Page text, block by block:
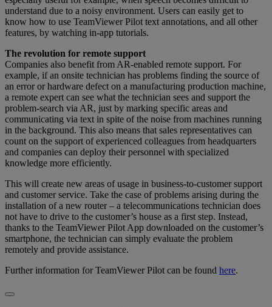
understand due to a noisy environment. Users can easily get to
know how to use TeamViewer Pilot text annotations, and all other
features, by watching in-app tutorials.
The revolution for remote support
Companies also benefit from AR-enabled remote support. For
example, if an onsite technician has problems finding the source of
an error or hardware defect on a manufacturing production machine,
a remote expert can see what the technician sees and support the
problem-search via AR, just by marking specific areas and
communicating via text in spite of the noise from machines running
in the background. This also means that sales representatives can
count on the support of experienced colleagues from headquarters
and companies can deploy their personnel with specialized
knowledge more efficiently.
This will create new areas of usage in business-to-customer support
and customer service. Take the case of problems arising during the
installation of a new router – a telecommunications technician does
not have to drive to the customer’s house as a first step. Instead,
thanks to the TeamViewer Pilot App downloaded on the customer’s
smartphone, the technician can simply evaluate the problem
remotely and provide assistance.
Further information for TeamViewer Pilot can be found here.